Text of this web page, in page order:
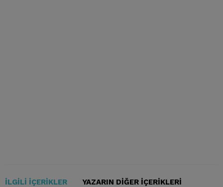
İLGILI İÇERIKLER YAZARIN DIĞER İÇERIKLERI